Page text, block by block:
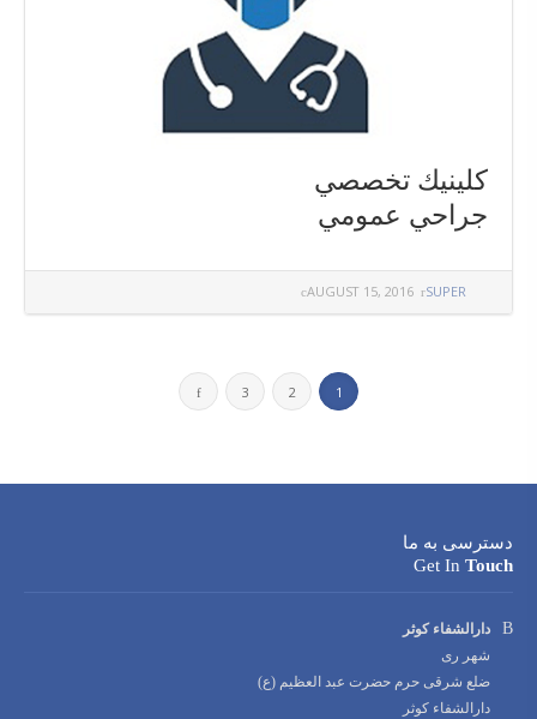
كلينيك تخصصي
جراحي عمومي
AUGUST 15, 2016 SUPER
1
2
3
دسترسی به ما
Get In Touch
Address:
دارالشفاء کوثر
شهر ری
ضلع شرقی حرم حضرت عبد العظیم (ع)
دارالشفاء کوثر